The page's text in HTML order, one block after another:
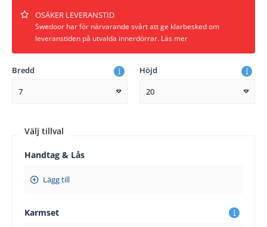
OSÄKER LEVERANSTID
Swedoor har för närvarande svårt att ge klarbesked om
leveranstiden på utvalda innerdörrar. Läs mer
Bredd
7
Höjd
20
Välj tillval
Handtag & Lås
Lägg till
Karmset